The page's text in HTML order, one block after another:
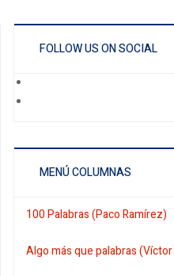
FOLLOW US ON SOCIAL
MENÚ COLUMNAS
100 Palabras (Paco Ramírez)
Algo más que palabras